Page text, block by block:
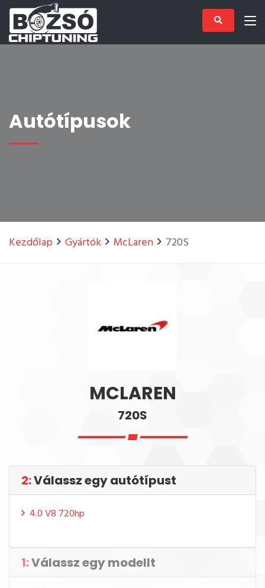
Autótípusok
Kezdőlap Gyártók McLaren 720S
MCLAREN
720S
1:Válassz egy modellt
2:Válassz egy autótípust
4.0 V8 720hp